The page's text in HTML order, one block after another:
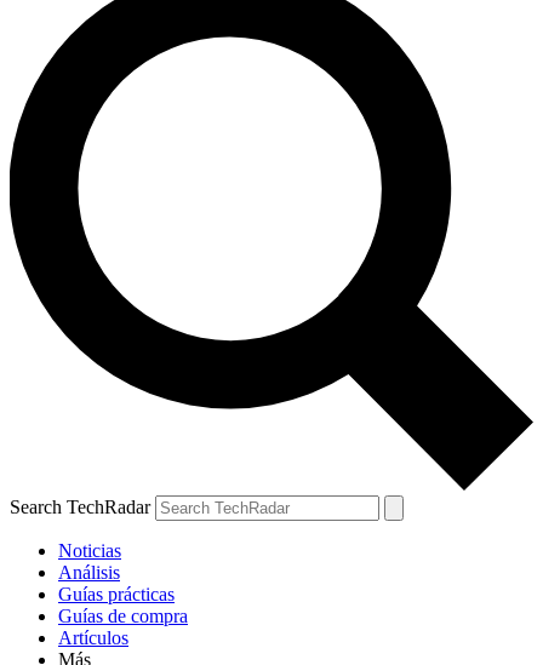
Search TechRadar
Noticias
Análisis
Guías prácticas
Guías de compra
Artículos
Más